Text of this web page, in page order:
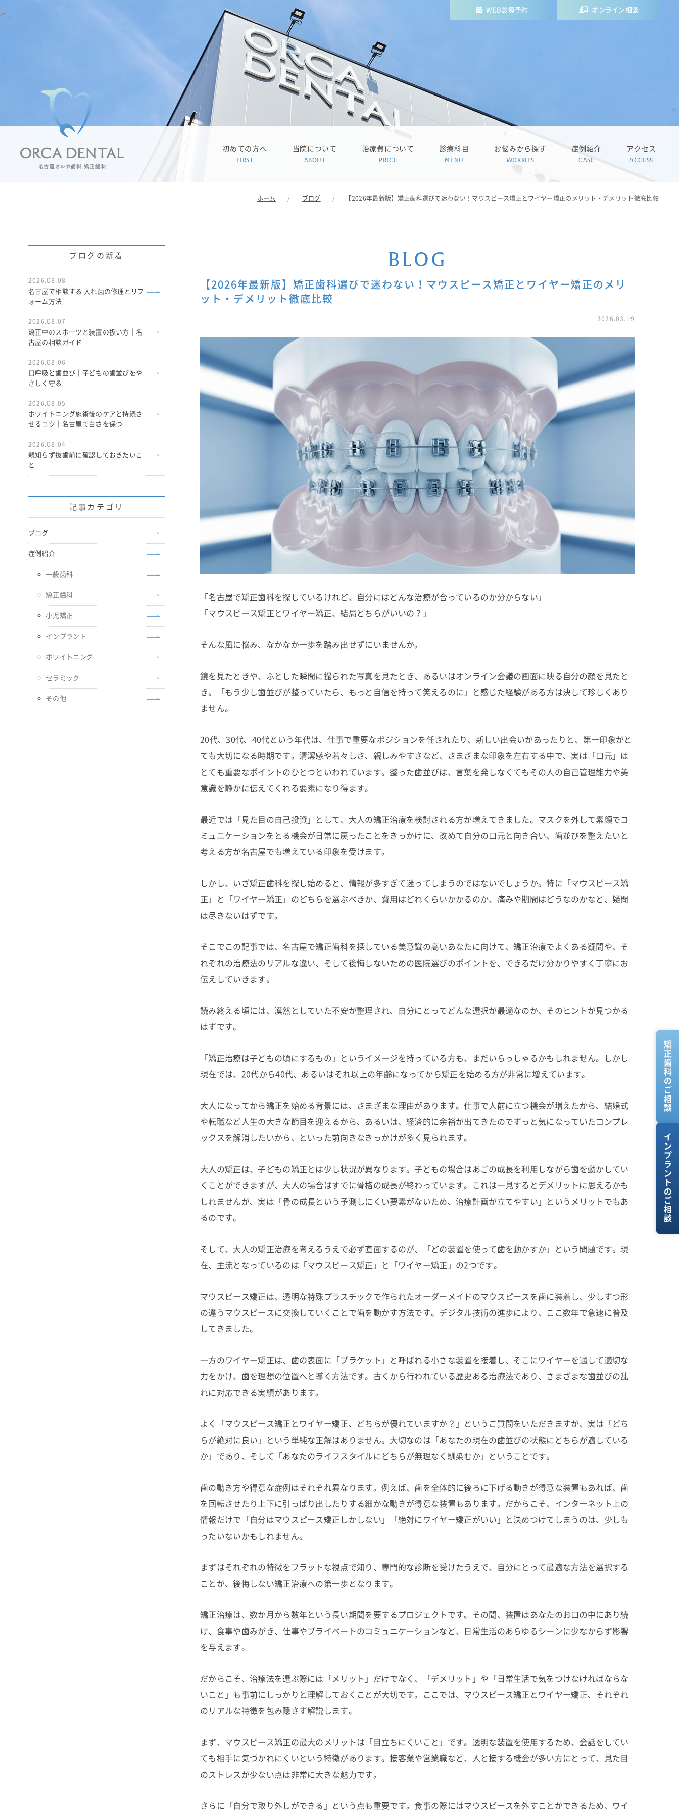
初めての方へ
FIRST
当院について
ABOUT
治療費について
PRICE
診療科目
MENU
お悩みから探す
WORRIES
症例紹介
CASE
アクセス
ACCESS
WEB診療予約 オンライン相談
ホーム ブログ 【2026年最新版】矯正歯科選びで迷わない！マウスピース矯正とワイヤー矯正のメリット・デメリット徹底比較
BLOG
【2026年最新版】矯正歯科選びで迷わない！マウスピース矯正とワイヤー矯正のメリ
ット・デメリット徹底比較
2026.03.19
「名古屋で矯正歯科を探しているけれど、自分にはどんな治療が合っているのか分からない」
「マウスピース矯正とワイヤー矯正、結局どちらがいいの？」
そんな風に悩み、なかなか一歩を踏み出せずにいませんか。
鏡を見たときや、ふとした瞬間に撮られた写真を見たとき、あるいはオンライン会議の画面に映る自分の顔を見たと
き。「もう少し歯並びが整っていたら、もっと自信を持って笑えるのに」と感じた経験がある方は決して珍しくあり
ません。
20代、30代、40代という年代は、仕事で重要なポジションを任されたり、新しい出会いがあったりと、第一印象がと
ても大切になる時期です。清潔感や若々しさ、親しみやすさなど、さまざまな印象を左右する中で、実は「口元」は
とても重要なポイントのひとつといわれています。整った歯並びは、言葉を発しなくてもその人の自己管理能力や美
意識を静かに伝えてくれる要素になり得ます。
最近では「見た目の自己投資」として、大人の矯正治療を検討される方が増えてきました。マスクを外して素顔でコ
ミュニケーションをとる機会が日常に戻ったことをきっかけに、改めて自分の口元と向き合い、歯並びを整えたいと
考える方が名古屋でも増えている印象を受けます。
しかし、いざ矯正歯科を探し始めると、情報が多すぎて迷ってしまうのではないでしょうか。特に「マウスピース矯
正」と「ワイヤー矯正」のどちらを選ぶべきか、費用はどれくらいかかるのか、痛みや期間はどうなのかなど、疑問
は尽きないはずです。
そこでこの記事では、名古屋で矯正歯科を探している美意識の高いあなたに向けて、矯正治療でよくある疑問や、そ
れぞれの治療法のリアルな違い、そして後悔しないための医院選びのポイントを、できるだけ分かりやすく丁寧にお
伝えしていきます。
読み終える頃には、漠然としていた不安が整理され、自分にとってどんな選択が最適なのか、そのヒントが見つかる
はずです。
「矯正治療は子どもの頃にするもの」というイメージを持っている方も、まだいらっしゃるかもしれません。しかし
現在では、20代から40代、あるいはそれ以上の年齢になってから矯正を始める方が非常に増えています。
大人になってから矯正を始める背景には、さまざまな理由があります。仕事で人前に立つ機会が増えたから、結婚式
や転職など人生の大きな節目を迎えるから、あるいは、経済的に余裕が出てきたのでずっと気になっていたコンプレ
ックスを解消したいから、といった前向きなきっかけが多く見られます。
大人の矯正は、子どもの矯正とは少し状況が異なります。子どもの場合はあごの成長を利用しながら歯を動かしてい
くことができますが、大人の場合はすでに骨格の成長が終わっています。これは一見するとデメリットに思えるかも
しれませんが、実は「骨の成長という予測しにくい要素がないため、治療計画が立てやすい」というメリットでもあ
るのです。
そして、大人の矯正治療を考えるうえで必ず直面するのが、「どの装置を使って歯を動かすか」という問題です。現
在、主流となっているのは「マウスピース矯正」と「ワイヤー矯正」の2つです。
マウスピース矯正は、透明な特殊プラスチックで作られたオーダーメイドのマウスピースを歯に装着し、少しずつ形
の違うマウスピースに交換していくことで歯を動かす方法です。デジタル技術の進歩により、ここ数年で急速に普及
してきました。
一方のワイヤー矯正は、歯の表面に「ブラケット」と呼ばれる小さな装置を接着し、そこにワイヤーを通して適切な
力をかけ、歯を理想の位置へと導く方法です。古くから行われている歴史ある治療法であり、さまざまな歯並びの乱
れに対応できる実績があります。
よく「マウスピース矯正とワイヤー矯正、どちらが優れていますか？」というご質問をいただきますが、実は「どち
らが絶対に良い」という単純な正解はありません。大切なのは「あなたの現在の歯並びの状態にどちらが適している
か」であり、そして「あなたのライフスタイルにどちらが無理なく馴染むか」ということです。
歯の動き方や得意な症例はそれぞれ異なります。例えば、歯を全体的に後ろに下げる動きが得意な装置もあれば、歯
を回転させたり上下に引っぱり出したりする細かな動きが得意な装置もあります。だからこそ、インターネット上の
情報だけで「自分はマウスピース矯正しかしない」「絶対にワイヤー矯正がいい」と決めつけてしまうのは、少しも
ったいないかもしれません。
まずはそれぞれの特徴をフラットな視点で知り、専門的な診断を受けたうえで、自分にとって最適な方法を選択する
ことが、後悔しない矯正治療への第一歩となります。
矯正治療は、数か月から数年という長い期間を要するプロジェクトです。その間、装置はあなたのお口の中にあり続
け、食事や歯みがき、仕事やプライベートのコミュニケーションなど、日常生活のあらゆるシーンに少なからず影響
を与えます。
だからこそ、治療法を選ぶ際には「メリット」だけでなく、「デメリット」や「日常生活で気をつけなければならな
いこと」も事前にしっかりと理解しておくことが大切です。ここでは、マウスピース矯正とワイヤー矯正、それぞれ
のリアルな特徴を包み隠さず解説します。
まず、マウスピース矯正の最大のメリットは「目立ちにくいこと」です。透明な装置を使用するため、会話をしてい
ても相手に気づかれにくいという特徴があります。接客業や営業職など、人と接する機会が多い方にとって、見た目
のストレスが少ない点は非常に大きな魅力です。
さらに「自分で取り外しができる」という点も重要です。食事の際にはマウスピースを外すことができるため、ワイ
ブログの新着
2026.08.08
名古屋で相談する 入れ歯の修理とリフ
ォーム方法
2026.08.07
矯正中のスポーツと装置の扱い方｜名
古屋の相談ガイド
2026.08.06
口呼吸と歯並び｜子どもの歯並びをや
さしく守る
2026.08.05
ホワイトニング施術後のケアと持続さ
せるコツ｜名古屋で白さを保つ
2026.08.04
親知らず抜歯前に確認しておきたいこ
と
記事カテゴリ
ブログ
症例紹介
一般歯科
矯正歯科
小児矯正
インプラント
ホワイトニング
セラミック
その他
矯正歯科のご相談
インプラントのご相談